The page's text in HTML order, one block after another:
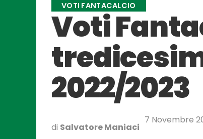
VOTI FANTACALCIO
Voti
2022/2023
di Salvatore Maniaci
7 Novembre